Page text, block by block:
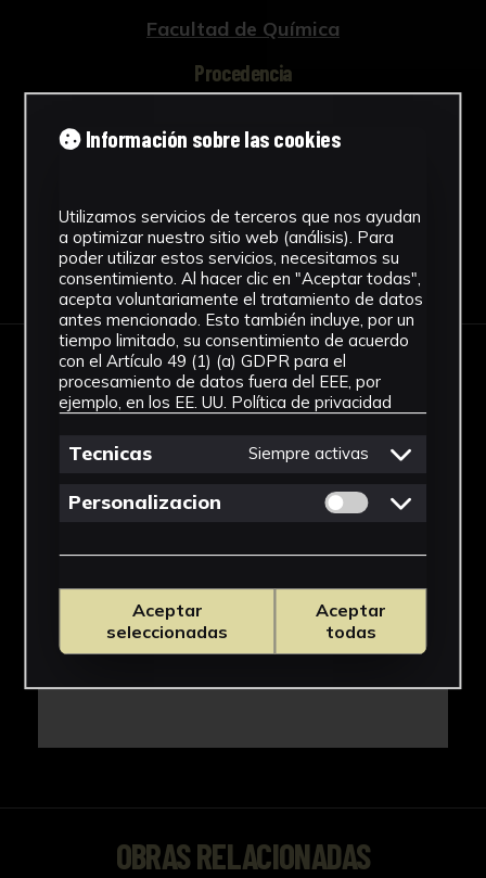
Facultad de Química
Procedencia
Ver más
Descargar Ficha
IMÁGENES
OBRAS RELACIONADAS
Información sobre las cookies
Utilizamos servicios de terceros que nos ayudan
a optimizar nuestro sitio web (análisis). Para
poder utilizar estos servicios, necesitamos su
consentimiento. Al hacer clic en "Aceptar todas",
acepta voluntariamente el tratamiento de datos
antes mencionado. Esto también incluye, por un
tiempo limitado, su consentimiento de acuerdo
con el Artículo 49 (1) (a) GDPR para el
procesamiento de datos fuera del EEE, por
ejemplo, en los EE. UU. Política de privacidad
Tecnicas Siempre activas
Personalizacion Permitir cookies
Aceptar
seleccionadas
Aceptar
todas